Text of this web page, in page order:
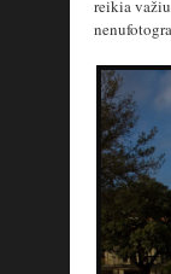
reikia